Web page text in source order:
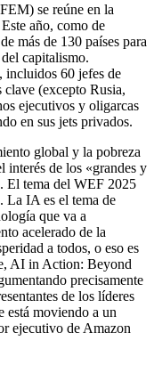
se reúne en la
año, como de
más de 130 países para
capitalismo.
incluidos 60 jefes de
clave (excepto Rusia,
ejecutivos y oligarcas
en sus jets privados.
global y la pobreza
interés de los «grandes y
El tema del WEF 2025
La IA es el tema de
que va a
acelerado de la
a todos, o eso es
AI in Action: Beyond
precisamente
de los líderes
está moviendo a un
ejecutivo de Amazon